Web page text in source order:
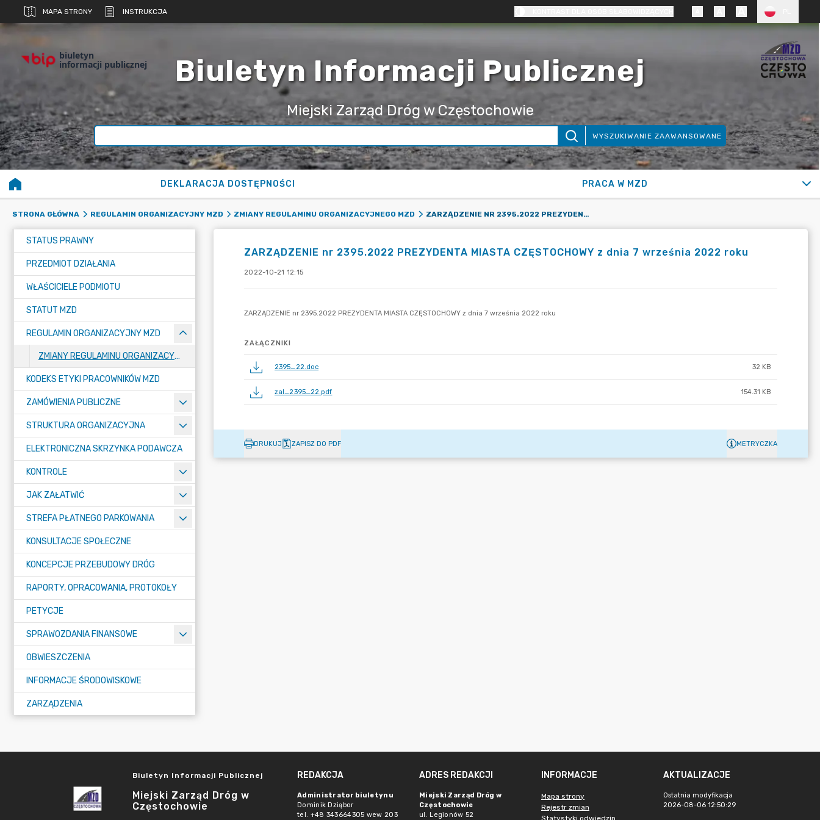
MAPA STRONY INSTRUKCJA
biuletyn
informacji publicznej Biuletyn Informacji Publicznej
Miejski Zarząd Dróg w Częstochowie
WYSZUKIWANIE ZAAWANSOWANE
DEKLARACJA DOSTĘPNOŚCI PRACA W MZD
STRONA GŁÓWNA REGULAMIN ORGANIZACYJNY MZD ZMIANY REGULAMINU ORGANIZACYJNEGO MZD ZARZĄDZENIE NR 2395.2022 PREZYDENTA MIASTA CZĘSTOCHOWY Z DNIA 7 WRZEŚNIA 2022 ROKU
STATUS PRAWNY
PRZEDMIOT DZIAŁANIA
WŁAŚCICIELE PODMIOTU
STATUT MZD
REGULAMIN ORGANIZACYJNY MZD
ZMIANY REGULAMINU ORGANIZACYJNEGO MZD
KODEKS ETYKI PRACOWNIKÓW MZD
ZAMÓWIENIA PUBLICZNE
STRUKTURA ORGANIZACYJNA
ELEKTRONICZNA SKRZYNKA PODAWCZA
KONTROLE
JAK ZAŁATWIĆ
STREFA PŁATNEGO PARKOWANIA
KONSULTACJE SPOŁECZNE
KONCEPCJE PRZEBUDOWY DRÓG
RAPORTY, OPRACOWANIA, PROTOKOŁY
PETYCJE
SPRAWOZDANIA FINANSOWE
OBWIESZCZENIA
INFORMACJE ŚRODOWISKOWE
ZARZĄDZENIA
ZARZĄDZENIE nr 2395.2022 PREZYDENTA MIASTA CZĘSTOCHOWY z dnia 7 września 2022 roku
2022-10-21 12:15
ZAŁĄCZNIKI
2395_22.doc 32 KB
zal_2395_22.pdf 154.31 KB
DRUKUJ ZAPISZ DO PDF METRYCZKA
Biuletyn Informacji Publicznej
Miejski Zarząd Dróg w
Częstochowie
REDAKCJA
Administrator biuletynu
Dominik Dziąbor
tel. +48 343664305 wew 203
ADRES REDAKCJI
Miejski Zarząd Dróg w
Częstochowie
ul. Legionów 52
INFORMACJE
Mapa strony
Rejestr zmian
Statystyki odwiedzin
AKTUALIZACJE
Ostatnia modyfikacja
2026-08-06 12:50:29